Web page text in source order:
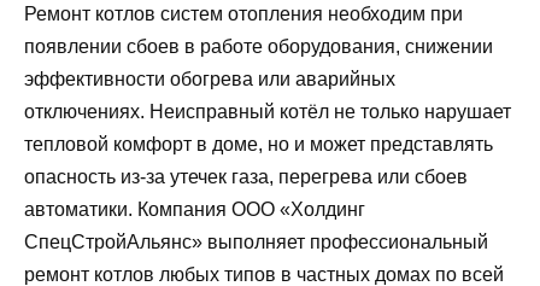
Ремонт котлов систем отопления необходим при
появлении сбоев в работе оборудования, снижении
эффективности обогрева или аварийных
отключениях. Неисправный котёл не только нарушает
тепловой комфорт в доме, но и может представлять
опасность из‑за утечек газа, перегрева или сбоев
автоматики. Компания ООО «Холдинг
СпецСтройАльянс» выполняет профессиональный
ремонт котлов любых типов в частных домах по всей